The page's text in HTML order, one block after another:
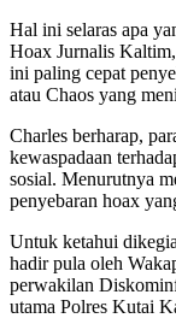
Hal ini selaras apa
Hoax Jurnalis
ini paling cepat
atau Chaos yang
Charles berharap,
kewaspadaan
sosial. Menurutnya
penyebaran hoax
Untuk ketahui
hadir pula oleh
perwakilan
utama Polres Kutai